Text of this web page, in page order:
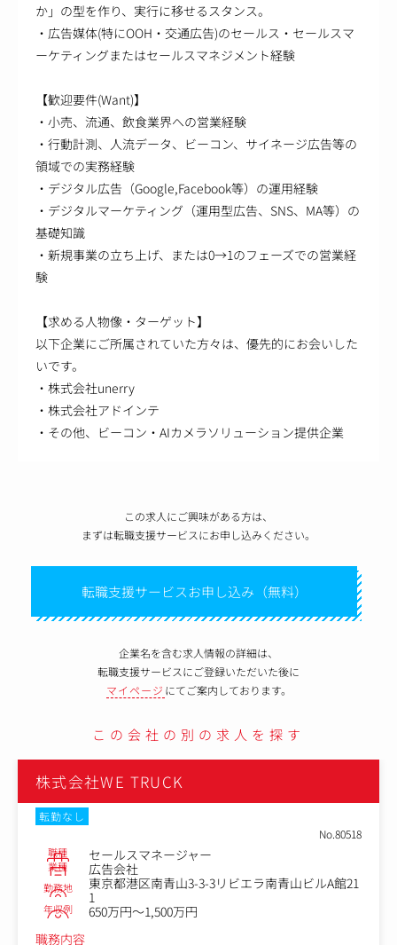
か」の型を作り、実行に移せるスタンス。
・広告媒体(特にOOH・交通広告)のセールス・セールスマ
ーケティングまたはセールスマネジメント経験
【歓迎要件(Want)】
・小売、流通、飲食業界への営業経験
・行動計測、人流データ、ビーコン、サイネージ広告等の
領域での実務経験
・デジタル広告（Google,Facebook等）の運用経験
・デジタルマーケティング（運用型広告、SNS、MA等）の
基礎知識
・新規事業の立ち上げ、または0→1のフェーズでの営業経
験
【求める人物像・ターゲット】
以下企業にご所属されていた方々は、優先的にお会いした
いです。
・株式会社unerry
・株式会社アドインテ
・その他、ビーコン・AIカメラソリューション提供企業
この求人にご興味がある方は、
まずは転職支援サービスにお申し込みください。
転職支援サービスお申し込み（無料）
企業名を含む求人情報の詳細は、
転職支援サービスにご登録いただいた後に
マイページ にてご案内しております。
この会社の別の求人を探す
株式会社WE TRUCK
転勤なし
No.80518
職種 セールスマネージャー
業種 広告会社
勤務地
東京都港区南青山3-3-3リビエラ南青山ビルA館21
1
年収例
650万円～1,500万円
職務内容